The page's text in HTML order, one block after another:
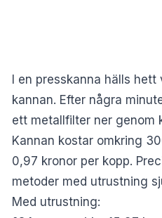
I en presskanna hälls
kannan. Efter några
ett metallfilter ner genom
Kannan kostar omkring
0,97 kronor per kopp.
metoder med utrustning
Med utrustning: